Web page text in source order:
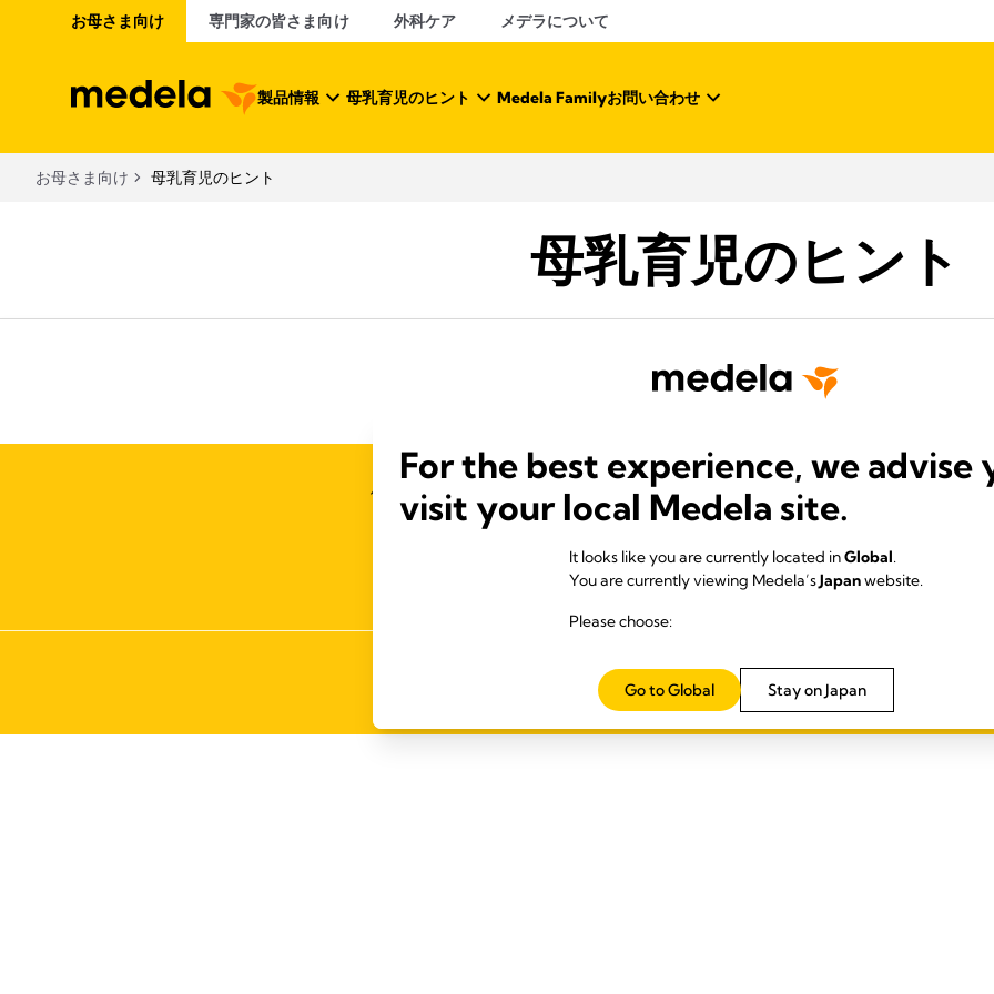
お母さま向け 専門家の皆さま向け 外科ケア メデラについて
製品情報 母乳育児のヒント Medela Familyお問い合わせ
お母さま向け 母乳育児のヒント
母乳育児のヒント
個人情報保護およびCOOKIEに関するポリシ
ー
ACCESSIBILITY STATEMENT
インプリントLegal Notice
© 2026 Medela
For the best experience, we advise
visit your local Medela site.
It looks like you are currently located inGlobal.
You are currently viewing Medela’sJapanwebsite.
Please choose:
Stay on Japan
Go to Global